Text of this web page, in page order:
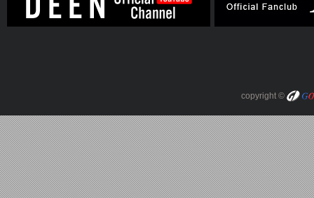
copyright ©